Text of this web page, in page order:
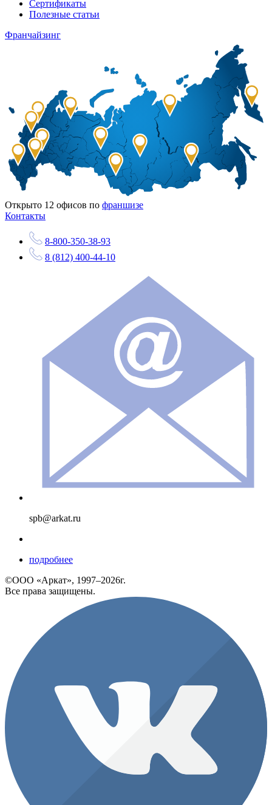
Сертификаты
Полезные статьи
Франчайзинг
Открыто 12 офисов по франшизе
Контакты
8-800-350-38-93
8 (812) 400-44-10
spb@arkat.ru
подробнее
©ООО «Аркат», 1997–2026г.
Все права защищены.